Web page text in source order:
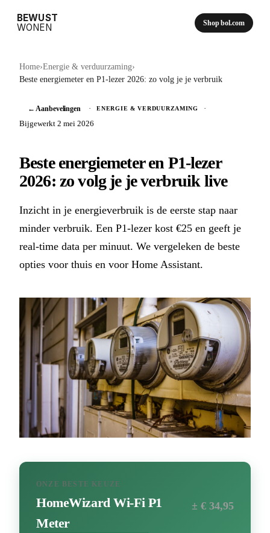
BEWUST
WONEN
Shop bol.com
Home›Energie & verduurzaming›
Beste energiemeter en P1-lezer 2026: zo volg je je verbruik
← Aanbevelingen · ENERGIE & VERDUURZAMING
·
Bijgewerkt 2 mei 2026
Beste energiemeter en P1-lezer
2026: zo volg je je verbruik live
Inzicht in je energieverbruik is de eerste stap naar
minder verbruik. Een P1-lezer kost €25 en geeft je
real-time data per minuut. We vergeleken de beste
opties voor thuis en voor Home Assistant.
ONZE BESTE KEUZE
HomeWizard Wi-Fi P1
Meter
± € 34,95